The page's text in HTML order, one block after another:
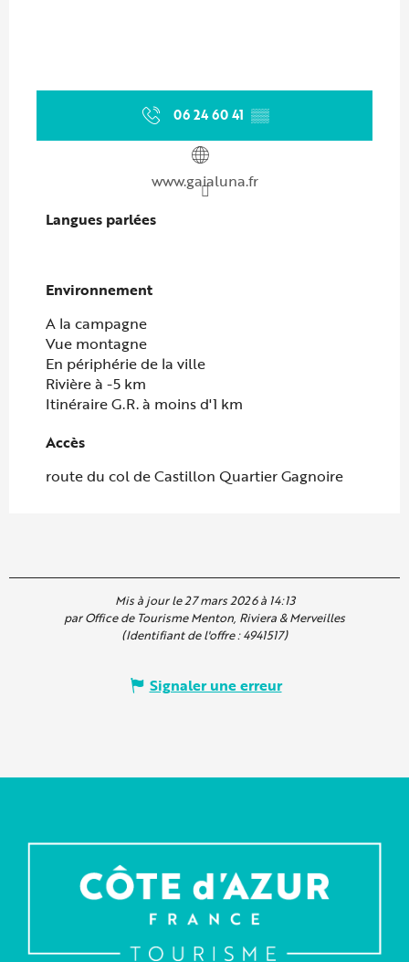
06 24 60 41 ▒▒
www.gaialuna.fr
Langues parlées
Langues parlées
Environnement
Environnement
A la campagne
Vue montagne
En périphérie de la ville
Rivière à -5 km
Itinéraire G.R. à moins d'1 km
Accès
Accès
route du col de Castillon Quartier Gagnoire
Mis à jour le 27 mars 2026 à 14:13
par Office de Tourisme Menton, Riviera & Merveilles
(Identifiant de l'offre :4941517)
Signaler une erreur